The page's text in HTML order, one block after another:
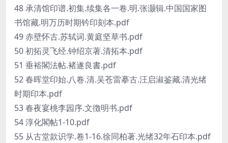
48 承清馆印谱.初集.续集各一卷.明.张灏辑.中国国家图
书馆藏.明万历时期钤印刻本.pdf
49 赤壁怀古.苏轼词.黄庭坚草书.pdf
50 初拓灵飞经.钟绍京著.清拓本.pdf
51 垂裕閣法帖.褚遂良書.pdf
52 春晖堂印始.八卷.清.吴苍雷摹古.汪启淑鉴藏.清光绪
时期印本.pdf
53 春夜宴桃李园序.文徴明书.pdf
54 淳化閣帖1-10.pdf
55 从古堂款识学.卷1-16.徐同柏著.光绪32年石印本.pdf